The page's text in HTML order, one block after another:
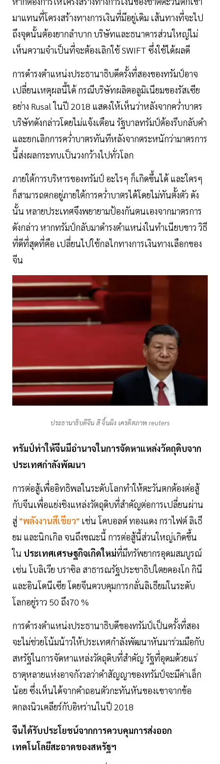
มาแทนที่โครงสร้างทางการเงินที่มีอยู่เดิม เส้นทางที่จะไป
ถึงจุดนั้นต้องยากลำบาก บริษัทและธนาคารส่วนใหญ่ไม่
เห็นความจำเป็นที่จะต้องเลิกใช้ SWIFT ซึ่งใช้ได้ผลดี
การดำรงตำแหน่งประธานาธิบดีครั้งที่สองของทรัมป์อาจ
เปลี่ยนเหตุผลนี้ได้ กรณีบริษัทผลิตอลูมิเนียมของรัสเซีย
อย่าง Rusal ในปี 2018 แสดงให้เห็นว่าหลังจากคว่ำบาตร
บริษัทดังกล่าวโดยไม่แจ้งเตือน รัฐบาลทรัมป์ต้องรีบกลับคำ
และยกเลิกการคว่ำบาตรทันทีหลังจากตระหนักว่ามาตรการ
นี้ส่งผลกระทบเป็นวงกว้างไปทั่วโลก
ภายใต้การบริหารของทรัมป์ อะไรๆ ก็เกิดขึ้นได้ และใครๆ
ก็สามารถตกอยู่ภายใต้การคว่ำบาตรได้โดยไม่ทันตั้งตัว ดัง
นั้น หลายประเทศจึงพยายามป้องกันตนเองจากมาตรการ
ดังกล่าว หากทรัมป์กลับมาดำรงตำแหน่งในทำเนียบขาว วิธี
ที่ดีที่สุดที่คือ เปลี่ยนไปใช้กลไกทางการเงินทางเลือกของ
จีน
ประธานาธิบดีจีน สี จิ้นผิง เครดิตภาพ reuters
ทรัมป์ทำให้จีนมีอำนาจในการจัดหาแหล่งวัตถุดิบจาก
ประเทศกำลังพัฒนา
การต่อสู้เพื่ออิทธิพลในระดับโลกทำให้ตะวันตกต้องต่อสู้
กับจีนเพื่อแย่งชิงแหล่งวัตถุดิบที่สำคัญต่อการเปลี่ยนผ่าน
สู่ "พลังงานสีเขียว" เช่น โคบอลต์ ทองแดง กราไฟต์ ลิเธี
ยม และนิกเกิล จนถึงขณะนี้ การต่อสู้นี้ส่วนใหญ่เกิดขึ้น
ใน ประเทศเศรษฐกิจเกิดใหม่ที่มีทรัพยากรอุดมสมบูรณ์
เช่น โบลิเวีย บราซิล สาธารณรัฐประชาธิปไตยคองโก กินี
และอินโดนีเซีย โดยจีนควบคุมการกลั่นลิเธียมในระดับ
โลกอยู่ราว 50 ถึง70 %
การดำรงตำแหน่งประธานาธิบดีของทรัมป์เป็นครั้งที่สอง
จะไม่ช่วยโน้มน้าวให้ประเทศกำลังพัฒนาหันมาร่วมมือกับ
สหรัฐในการจัดหาแหล่งวัตถุดิบที่สำคัญ รัฐที่อุดมด้วยแร่
ธาตุหลายแห่งอาจกังวลว่าคำสัญญาของทรัมป์จะมีค่าเล็ก
น้อย ซึ่งเห็นได้จากคำถอนตัวกะทันหันของเขาจากข้อ
ตกลงนิวเคลียร์กับอิหร่านในปี 2018
จีนได้รับประโยชน์จากการควบคุมการส่งออก
เทคโนโลยีสะอาดของสหรัฐฯ